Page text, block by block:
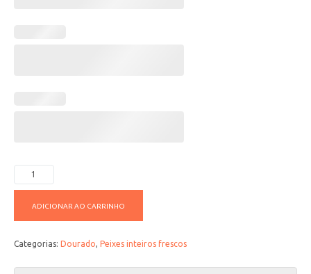
ADICIONAR AO CARRINHO
Categorias: Dourado, Peixes inteiros frescos